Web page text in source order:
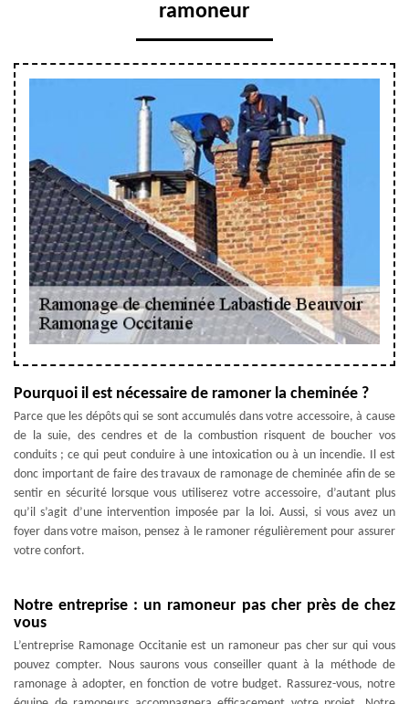
ramoneur
Pourquoi il est nécessaire de ramoner la cheminée ?
Parce que les dépôts qui se sont accumulés dans votre accessoire, à cause
de la suie, des cendres et de la combustion risquent de boucher vos
conduits ; ce qui peut conduire à une intoxication ou à un incendie. Il est
donc important de faire des travaux de ramonage de cheminée afin de se
sentir en sécurité lorsque vous utiliserez votre accessoire, d’autant plus
qu’il s’agit d’une intervention imposée par la loi. Aussi, si vous avez un
foyer dans votre maison, pensez à le ramoner régulièrement pour assurer
votre confort.
Notre entreprise : un ramoneur pas cher près de chez
vous
L’entreprise Ramonage Occitanie est un ramoneur pas cher sur qui vous
pouvez compter. Nous saurons vous conseiller quant à la méthode de
ramonage à adopter, en fonction de votre budget. Rassurez-vous, notre